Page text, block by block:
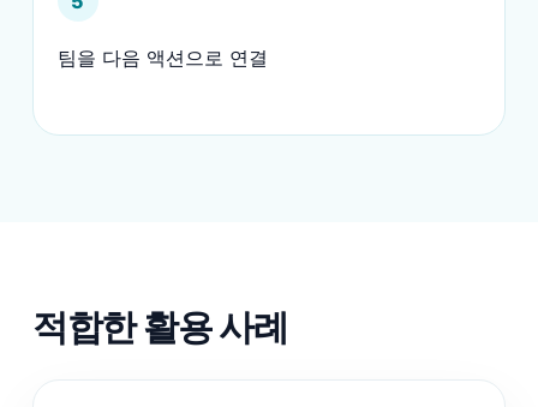
팀을 다음 액션으로 연결
적합한 활용 사례